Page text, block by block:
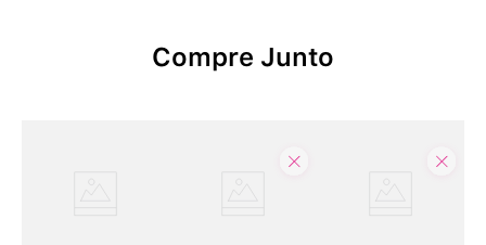
Compre Junto